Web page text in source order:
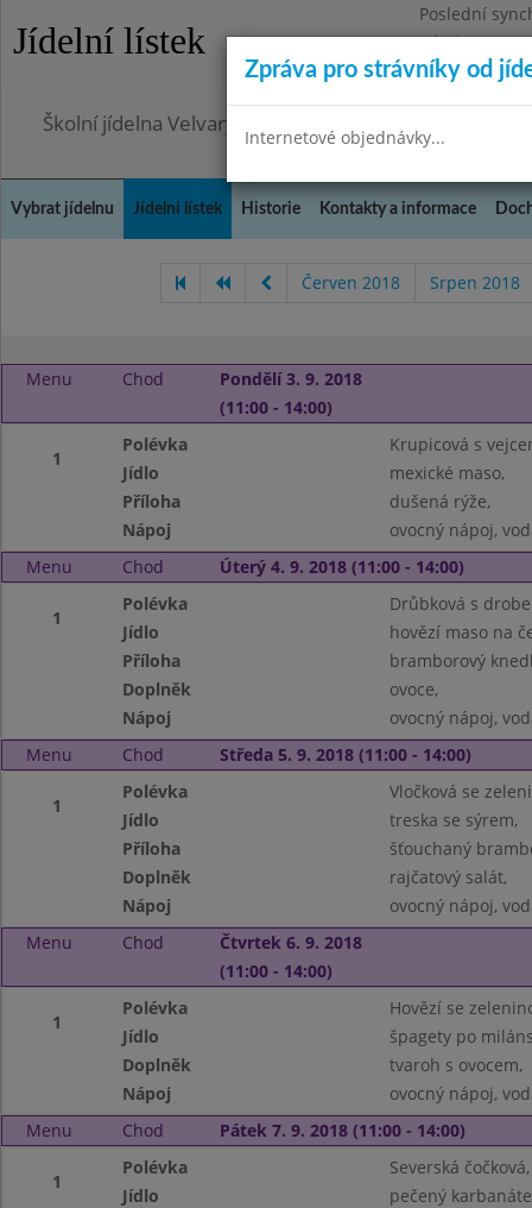
Jídelní lístek
Poslední
Pátek
Omezení
Školní jídelna Velvary, okres Kladno
Vybrat jídelnu Jídelní lístek Historie Kontakty a informace
Červen 2018 Srpen 2018
Menu Chod
Pondělí 3. 9. 2018
(11:00 - 14:00)
1
Polévka
Krupicová s
Jídlo
mexické maso,
Příloha
dušená rýže,
Nápoj
ovocný nápoj,
Menu
Chod Úterý 4. 9. 2018 (11:00 - 14:00)
1
Polévka
Drůbková s
Jídlo
hovězí maso na
Příloha
bramborový
Doplněk
ovoce,
Nápoj
ovocný nápoj,
Menu
Chod Středa 5. 9. 2018 (11:00 - 14:00)
1
Polévka
Vločková se
Jídlo
treska se sýrem,
Příloha
šťouchaný
Doplněk
rajčatový salát,
Nápoj
ovocný nápoj,
Menu
Chod
Čtvrtek 6. 9. 2018
(11:00 - 14:00)
1
Polévka
Hovězí se
Jídlo
špagety po
Doplněk
tvaroh s ovocem,
Nápoj
ovocný nápoj,
Menu
Chod Pátek 7. 9. 2018 (11:00 - 14:00)
1
Polévka
Severská čočková,
Jídlo
pečený
Zpráva pro strávníky od
Internetové objednávky...